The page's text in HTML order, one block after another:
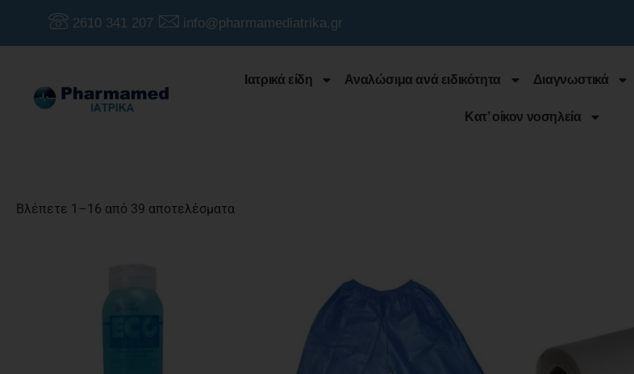
2610 341 207 info@pharmamediatrika.gr
Ιατρικά είδη Αναλώσιμα ανά ειδικότητα Διαγνωστικά
Κατ’ οίκον νοσηλεία
Βλέπετε 1–16 από 39 αποτελέσματα